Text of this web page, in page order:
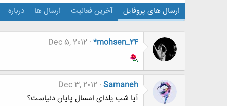
ارسال های پروفایل آخرین فعالیت ارسال ها درباره
*mohsen_24
Dec 5, 2012
Samaneh
Dec 3, 2012
آیا شب یلدای امسال پایان دنیاست؟